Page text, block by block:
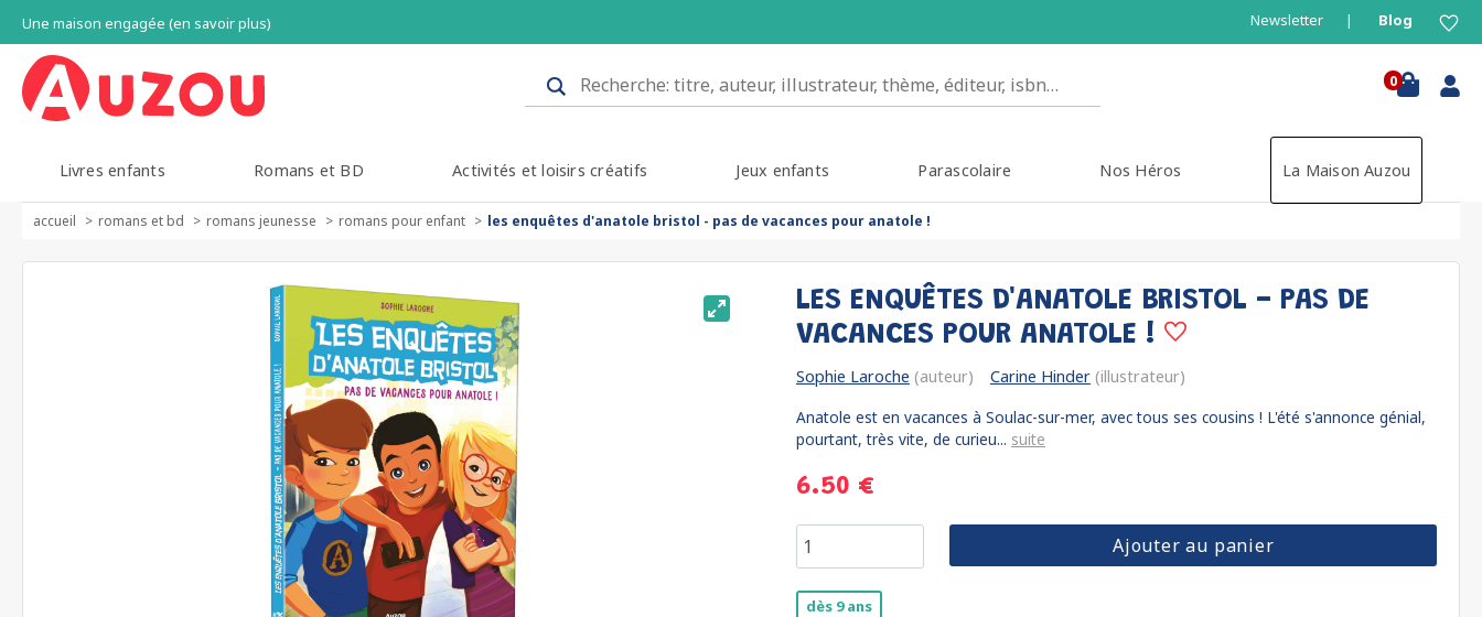
Une maison engagée (en savoir plus) Newsletter Blog
0
Livres enfants Romans et BD Activités et loisirs créatifs Jeux enfants Parascolaire Nos Héros La Maison Auzou
accueil romans et bd romans jeunesse romans pour enfant les enquêtes d'anatole bristol - pas de vacances pour anatole !
LES ENQUÊTES D'ANATOLE BRISTOL - PAS DE
VACANCES POUR ANATOLE !
Sophie Laroche (auteur) Carine Hinder (illustrateur)
Anatole est en vacances à Soulac-sur-mer, avec tous ses cousins ! L'été s'annonce génial,
pourtant, très vite, de curieu... suite
6.50 €
Ajouter au panier
dès 9 ans